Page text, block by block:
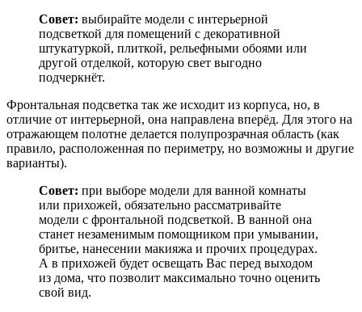
Совет: выбирайте модели с интерьерной
подсветкой для помещений с декоративной
штукатуркой, плиткой, рельефными обоями или
другой отделкой, которую свет выгодно
подчеркнёт.
Фронтальная подсветка так же исходит из корпуса, но, в
отличие от интерьерной, она направлена вперёд. Для этого на
отражающем полотне делается полупрозрачная область (как
правило, расположенная по периметру, но возможны и другие
варианты).
Совет: при выборе модели для ванной комнаты
или прихожей, обязательно рассматривайте
модели с фронтальной подсветкой. В ванной она
станет незаменимым помощником при умывании,
бритье, нанесении макияжа и прочих процедурах.
А в прихожей будет освещать Вас перед выходом
из дома, что позволит максимально точно оценить
свой вид.